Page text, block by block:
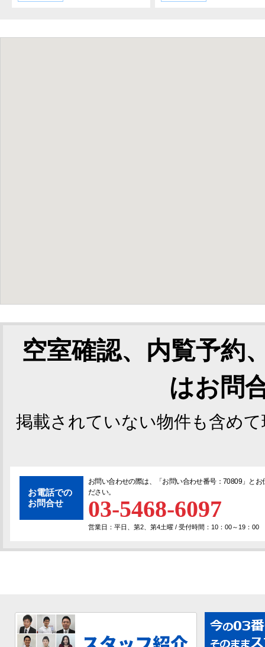
空室確認、内覧予約
はお問
掲載されていない物件も含め
お電話での
お問合せ
お問い合わせの際は、「 お問い合わせ番号：70809」とお
ださい。
03-5468-6097
営業日：平日、第2、第4土曜 / 受付時間：10：00～19：00